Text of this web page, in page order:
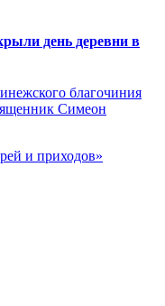
день деревни в
благочиния
Симеон
и приходов»